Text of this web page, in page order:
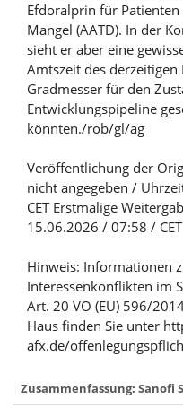
Efdoralprin für
Mangel (AATD). In der
sieht er aber eine
Amtszeit des
Gradmesser für den
Entwicklungspipeline
könnten./rob/gl/ag
Veröffentlichung der
nicht angegeben /
CET Erstmalige
15.06.2026 / 07:58 / CET
Hinweis: Informationen
Interessenkonflikten im
Art. 20 VO (EU) 596/
Haus finden Sie unter
afx.de/
Zusammenfassung: Sanofi